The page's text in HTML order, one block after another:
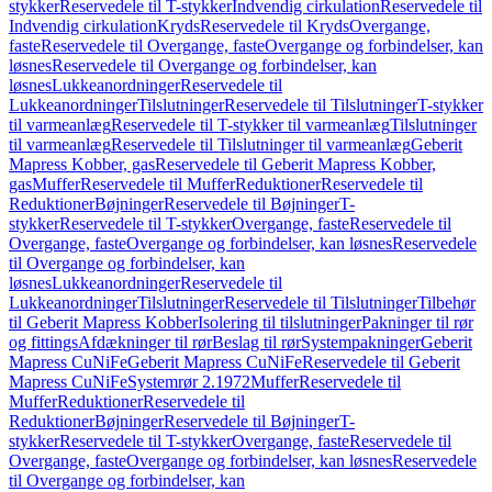
stykkerReservedele til T-stykkerIndvendig cirkulationReservedele til
Indvendig cirkulationKrydsReservedele til KrydsOvergange,
fasteReservedele til Overgange, fasteOvergange og forbindelser, kan
løsnesReservedele til Overgange og forbindelser, kan
løsnesLukkeanordningerReservedele til
LukkeanordningerTilslutningerReservedele til TilslutningerT-stykker
til varmeanlægReservedele til T-stykker til varmeanlægTilslutninger
til varmeanlægReservedele til Tilslutninger til varmeanlægGeberit
Mapress Kobber, gasReservedele til Geberit Mapress Kobber,
gasMufferReservedele til MufferReduktionerReservedele til
ReduktionerBøjningerReservedele til BøjningerT-
stykkerReservedele til T-stykkerOvergange, fasteReservedele til
Overgange, fasteOvergange og forbindelser, kan løsnesReservedele
til Overgange og forbindelser, kan
løsnesLukkeanordningerReservedele til
LukkeanordningerTilslutningerReservedele til TilslutningerTilbehør
til Geberit Mapress KobberIsolering til tilslutningerPakninger til rør
og fittingsAfdækninger til rørBeslag til rørSystempakningerGeberit
Mapress CuNiFeGeberit Mapress CuNiFeReservedele til Geberit
Mapress CuNiFeSystemrør 2.1972MufferReservedele til
MufferReduktionerReservedele til
ReduktionerBøjningerReservedele til BøjningerT-
stykkerReservedele til T-stykkerOvergange, fasteReservedele til
Overgange, fasteOvergange og forbindelser, kan løsnesReservedele
til Overgange og forbindelser, kan